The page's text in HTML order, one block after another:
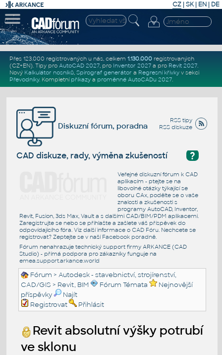
CZ | SK| EN | DE
Přes 123.000 registrovaných u nás, celkem 1.130.000registrovaných
(CZ+EN). Tipy pro AutoCAD 2027, pro Inventor 2027a pro Revit 2027.
Nový Kalkulátor nosníků, Spirograf generátor a Regresní křivkyv sekci
Převodníky. Kompletní příkazya proměnné AutoCADu 2027.
RSS tipy
RSS diskuze
Diskuzní fórum, poradna
?
CAD diskuze, rady, výměna zkušeností
Veřejné diskuzní fórum k CAD
aplikacím - ptejte se na
libovolné otázky týkající se
oboru CAx, podělte se o vaše
znalosti a zkušenosti s
programy AutoCAD, Inventor,
Revit, Fusion, 3ds Max, Vault a s dalšími CAD/BIM/PDM aplikacemi.
Zaregistrujte se nebo se přihlašte a zašlete váš příspěvek do
odpovídajícího fóra. Viz další informace o CAD Fóru. Nechcete se
registrovat? Zeptejte se v naší Facebook poradně.
Fórum nenahrazuje technický support firmy ARKANCE (CAD
Studio) - přímá podpora pro zákazníky funguje na
emea.support.arkance.world
Fórum >Autodesk - stavebnictví, strojírenství,
CAD/GIS > Revit, BIM Fórum Témata
Nejnovější
příspěvky
Najít
Registrovat
Přihlásit
Revit absolutní výšky potrubí
ve sklonu